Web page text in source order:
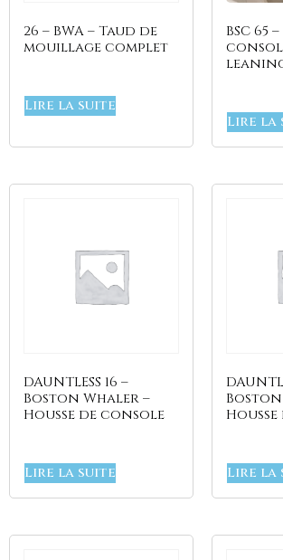
26 – BWA – Taud de
mouillage complet
Lire la suite
BSC 65
Lire la
DAUNTLESS 16 –
Boston Whaler –
Housse de console
Lire la suite Lire la